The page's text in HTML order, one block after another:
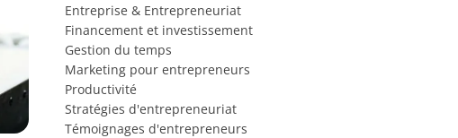
Entreprise & Entrepreneuriat
Financement et investissement
Gestion du temps
Marketing pour entrepreneurs
Productivité
Stratégies d'entrepreneuriat
Témoignages d'entrepreneurs